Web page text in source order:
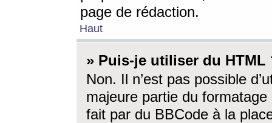
page de rédaction.
Haut
» Puis-je utiliser du HTML
Non. Il n’est pas possible
majeure partie du
fait par du BBCode à la